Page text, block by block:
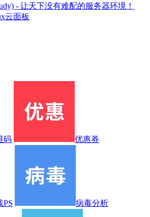
- 让天下没有难配的服务器环境！
云面板
码 优惠券
PS 病毒分析